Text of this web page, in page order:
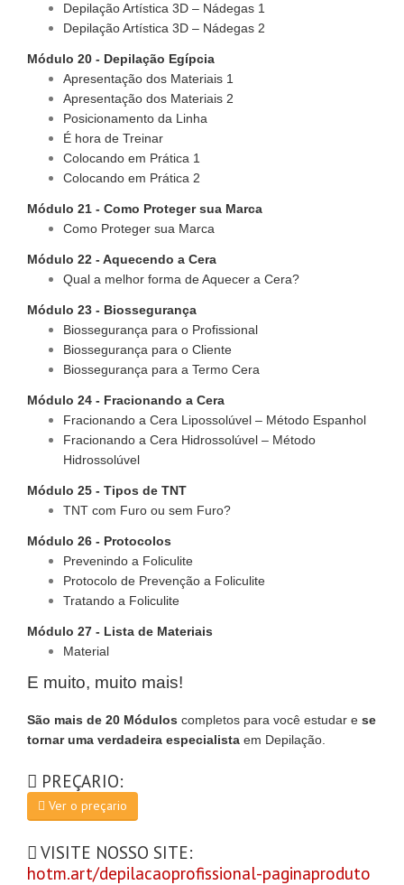
Depilação Artística 3D – Nádegas 1
Depilação Artística 3D – Nádegas 2
Módulo 20 - Depilação Egípcia
Apresentação dos Materiais 1
Apresentação dos Materiais 2
Posicionamento da Linha
É hora de Treinar
Colocando em Prática 1
Colocando em Prática 2
Módulo 21 - Como Proteger sua Marca
Como Proteger sua Marca
Módulo 22 - Aquecendo a Cera
Qual a melhor forma de Aquecer a Cera?
Módulo 23 - Biossegurança
Biossegurança para o Profissional
Biossegurança para o Cliente
Biossegurança para a Termo Cera
Módulo 24 - Fracionando a Cera
Fracionando a Cera Lipossolúvel – Método Espanhol
Fracionando a Cera Hidrossolúvel – Método
Hidrossolúvel
Módulo 25 - Tipos de TNT
TNT com Furo ou sem Furo?
Módulo 26 - Protocolos
Prevenindo a Foliculite
Protocolo de Prevenção a Foliculite
Tratando a Foliculite
Módulo 27 - Lista de Materiais
Material
E muito, muito mais!
São mais de 20 Módulos completos para você estudar e se
tornar uma verdadeira especialista em Depilação.
PREÇARIO:
Ver o preçario
VISITE NOSSO SITE:
hotm.art/depilacaoprofissional-paginaproduto